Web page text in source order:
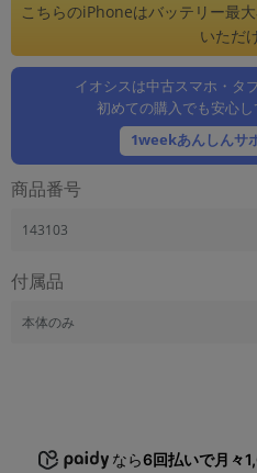
こちらのiPhoneはバッテリー最
いただ
イオシスは中古スマホ・タ
初めての購入でも安心
1weekあんしんサ
商品番号
143103
付属品
本体のみ
なら6回払いで月々
シリーズ
商品シリーズ名・ブランド名の絞り込み。
「iPhone」「Xperia」「Galaxy」など
「Apple」「SONY」「SHARP」など
機能・特徴
商品の搭載機能による絞り込み
ドライブの絞り込み
ランク
OS